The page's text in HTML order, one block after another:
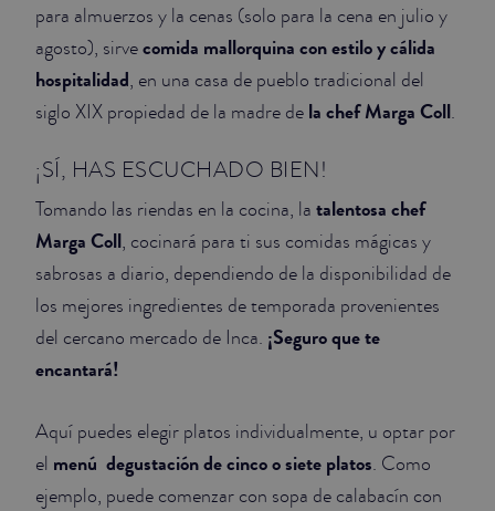
para almuerzos y la cenas (solo para la cena en julio y
agosto), sirvecomida mallorquina con estilo y cálida
hospitalidad, en una casa de pueblo tradicional del
siglo XIX propiedad de la madre de la chef Marga Coll.
¡SÍ, HAS ESCUCHADO BIEN!
Tomando las riendas en la cocina, la talentosa chef
Marga Coll, cocinará para ti sus comidas mágicas y
sabrosas a diario, dependiendo de la disponibilidad de
los mejores ingredientes de temporada provenientes
del cercano mercado de Inca. ¡Seguro que te
encantará!
Aquí puedes elegir platos individualmente, u optar por
el menú degustación de cinco o siete platos. Como
ejemplo, puede comenzar con sopa de calabacín con